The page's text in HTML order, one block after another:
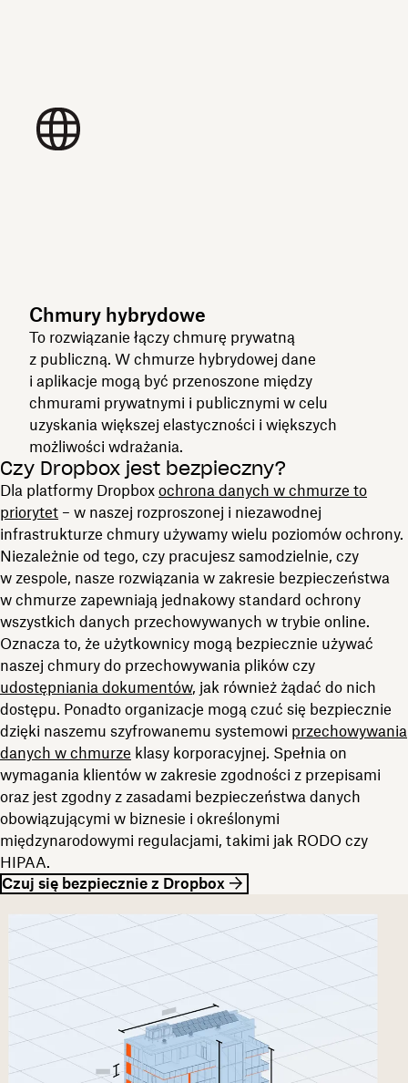
Chmury hybrydowe
To rozwiązanie łączy chmurę prywatną
z publiczną. W chmurze hybrydowej dane
i aplikacje mogą być przenoszone między
chmurami prywatnymi i publicznymi w celu
uzyskania większej elastyczności i większych
możliwości wdrażania.
Czy Dropbox jest bezpieczny?
Dla platformy Dropbox ochrona danych w chmurze to
priorytet – w naszej rozproszonej i niezawodnej
infrastrukturze chmury używamy wielu poziomów ochrony.
Niezależnie od tego, czy pracujesz samodzielnie, czy
w zespole, nasze rozwiązania w zakresie bezpieczeństwa
w chmurze zapewniają jednakowy standard ochrony
wszystkich danych przechowywanych w trybie online.
Oznacza to, że użytkownicy mogą bezpiecznie używać
naszej chmury do przechowywania plików czy
udostępniania dokumentów, jak również żądać do nich
dostępu. Ponadto organizacje mogą czuć się bezpiecznie
dzięki naszemu szyfrowanemu systemowi przechowywania
danych w chmurze klasy korporacyjnej. Spełnia on
wymagania klientów w zakresie zgodności z przepisami
oraz jest zgodny z zasadami bezpieczeństwa danych
obowiązującymi w biznesie i określonymi
międzynarodowymi regulacjami, takimi jak RODO czy
HIPAA.
Czuj się bezpiecznie z Dropbox